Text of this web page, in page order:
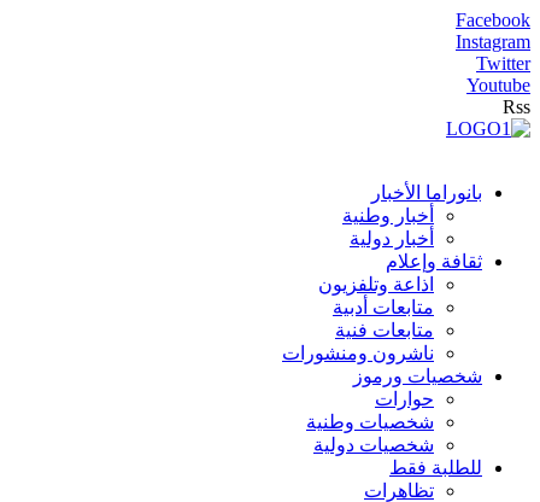
Facebook
Instagram
Twitter
Youtube
Rss
بانوراما الأخبار
أخبار وطنية
أخبار دولية
ثقافة وإعلام
اذاعة وتلفزيون
متابعات أدبية
متابعات فنية
ناشرون ومنشورات
شخصيات ورموز
حوارات
شخصيات وطنية
شخصيات دولية
للطلبة فقط
تظاهرات